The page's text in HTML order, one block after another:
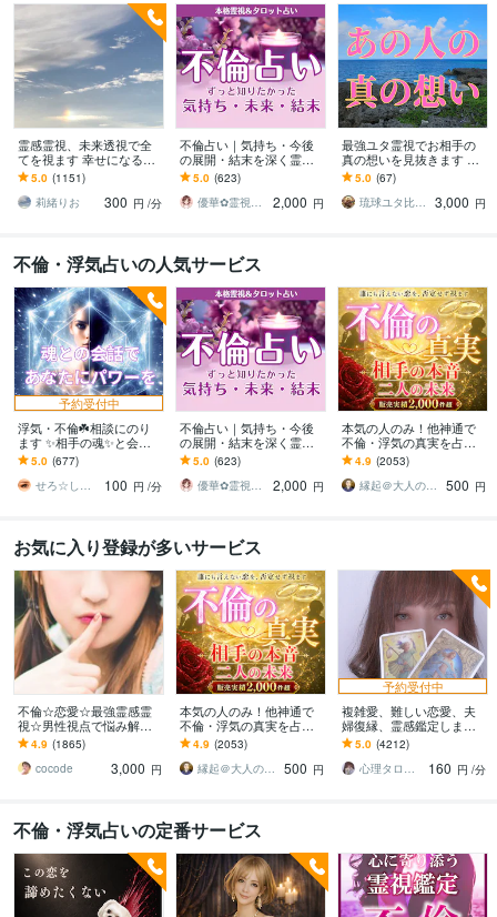
霊感霊視、未来透視で全
てを視ます 幸せになる方
法は必ずあります。
5.0 (1151)
莉緒りお
300 円 /分
不倫占い｜気持ち・今後
の展開・結末を深く霊視
します 占うだけでなく、
具体的な行動アドバイス
まで丁寧にお伝えします
5.0 (623)
優華✿霊視で導く癒やしの恋占い師
2,000 円
最強ユタ霊視でお相手の
真の想いを見抜きます あ
なたの未来の鍵を開く至
高の霊視
5.0 (67)
琉球ユタ比嘉にらい
3,000 円
不倫・浮気占いの人気サービス
予約受付中
浮気・不倫☘️相談にのり
ます ✨相手の魂✨と会話
をしてあなたにお伝えし
ます⭐️
5.0 (677)
せろ☆しあり
100 円 /分
不倫占い｜気持ち・今後
の展開・結末を深く霊視
します 占うだけでなく、
具体的な行動アドバイス
まで丁寧にお伝えします
5.0 (623)
優華✿霊視で導く癒やしの恋占い師
2,000 円
本気の人のみ！他神通で
不倫・浮気の真実を占い
ます 不倫・W不倫・浮気
など複雑恋愛の専門家に
よる究極霊視鑑定
4.9 (2053)
縁起＠大人の恋愛占い師
500 円
お気に入り登録が多いサービス
不倫☆恋愛☆最強霊感霊
視☆男性視点で悩み解決
します 彼のホントの気持
を霊視で読解き あなた
のモヤモヤを解決します
4.9 (1865)
cocode
3,000 円
本気の人のみ！他神通で
不倫・浮気の真実を占い
ます 不倫・W不倫・浮気
など複雑恋愛の専門家に
よる究極霊視鑑定
4.9 (2053)
縁起＠大人の恋愛占い師
500 円
予約受付中
複雑愛、難しい恋愛、夫
婦復縁、霊感鑑定します
鑑定中に癒しの声で波動
を整え、変化と成就をサ
ポートします
5.0 (4212)
心理タロット 愛乃巫奏（アムールのぶえ）
160 円 /分
不倫・浮気占いの定番サービス